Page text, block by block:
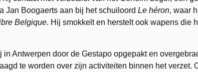
Jan Boogaerts aan bij het schuiloord Le héron, waar
Belgique. Hij smokkelt en herstelt ook wapens die
in Antwerpen door de Gestapo opgepakt en
te worden over zijn activiteiten binnen het verzet.